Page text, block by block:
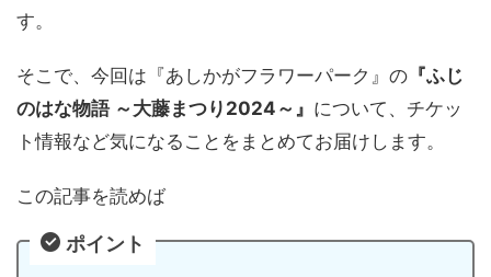
す。
そこで、今回は『あしかがフラワーパーク』の 『ふじ
のはな物語 ～大藤まつり2024～』 について、チケッ
ト情報など気になることをまとめてお届けします。
この記事を読めば
ポイント